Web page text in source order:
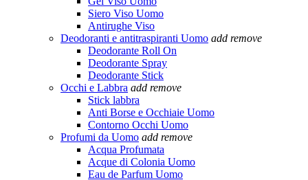
Siero Viso Uomo
Antirughe Viso
Deodoranti e antitraspiranti Uomo add remove
Deodorante Roll On
Deodorante Spray
Deodorante Stick
Occhi e Labbra add remove
Stick labbra
Anti Borse e Occhiaie Uomo
Contorno Occhi Uomo
Profumi da Uomo add remove
Acqua Profumata
Acque di Colonia Uomo
Eau de Parfum Uomo